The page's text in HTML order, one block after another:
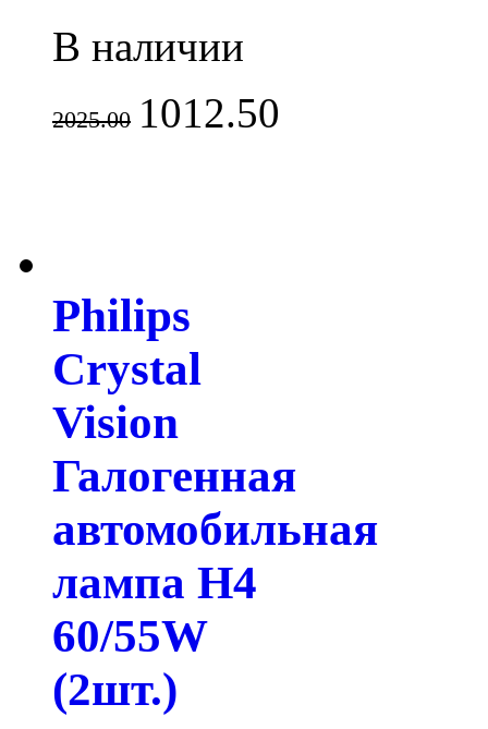
В наличии
2025.00 1012.50
Philips
Crystal
Vision
Галогенная
автомобильная
лампа H4
60/55W
(2шт.)